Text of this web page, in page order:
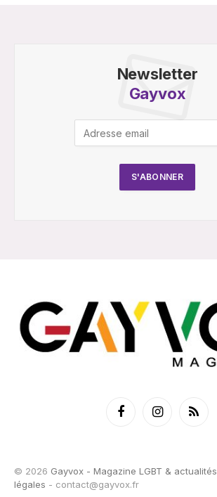
Newsletter
Gayvox
FacebookInstagramRSS
© 2026 Gayvox - Magazine LGBT & actualités
légales - contact@gayvox.fr